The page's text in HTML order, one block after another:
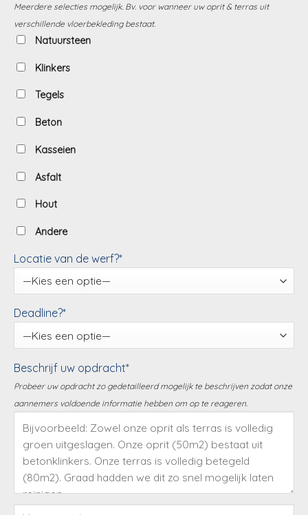
Meerdere selecties mogelijk. Bv. voor wanneer uw oprit & terras uit
verschillende vloerbekleding bestaat.
Natuursteen
Klinkers
Tegels
Beton
Kasseien
Asfalt
Hout
Andere
Locatie van de werf?*
Deadline?*
Beschrijf uw opdracht*
Probeer uw opdracht zo gedetailleerd mogelijk te beschrijven zodat onze
aannemers voldoende informatie hebben om op te reageren.